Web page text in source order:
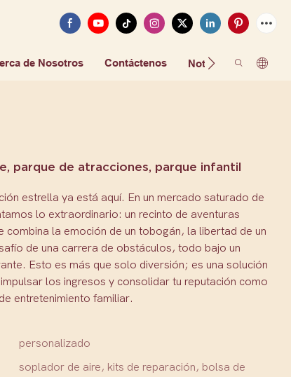
de Nosotros Contáctenos Noticias FAQ
parque de atracciones, parque infantil
estrella ya está aquí. En un mercado saturado de
lo extraordinario: un recinto de aventuras
combina la emoción de un tobogán, la libertad de un
de una carrera de obstáculos, todo bajo un
Esto es más que solo diversión; es una solución
los ingresos y consolidar tu reputación como
entretenimiento familiar.
personalizado
soplador de aire, kits de reparación, bolsa de